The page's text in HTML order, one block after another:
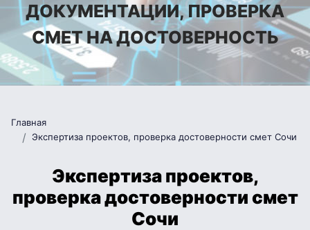
ДОКУМЕНТАЦИИ, ПРОВЕРКА
СМЕТ НА ДОСТОВЕРНОСТЬ
Главная
Экспертиза проектов, проверка достоверности смет Сочи
Экспертиза проектов,
проверка достоверности смет
Сочи